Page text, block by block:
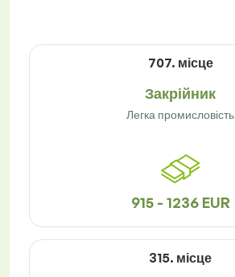
707. місце
Закрійник
Легка промисловість
915 - 1236 EUR
315. місце